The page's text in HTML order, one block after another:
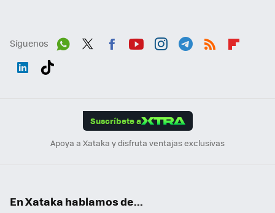
Síguenos
Suscríbete a
Apoya a Xataka y disfruta ventajas exclusivas
En Xataka hablamos de...